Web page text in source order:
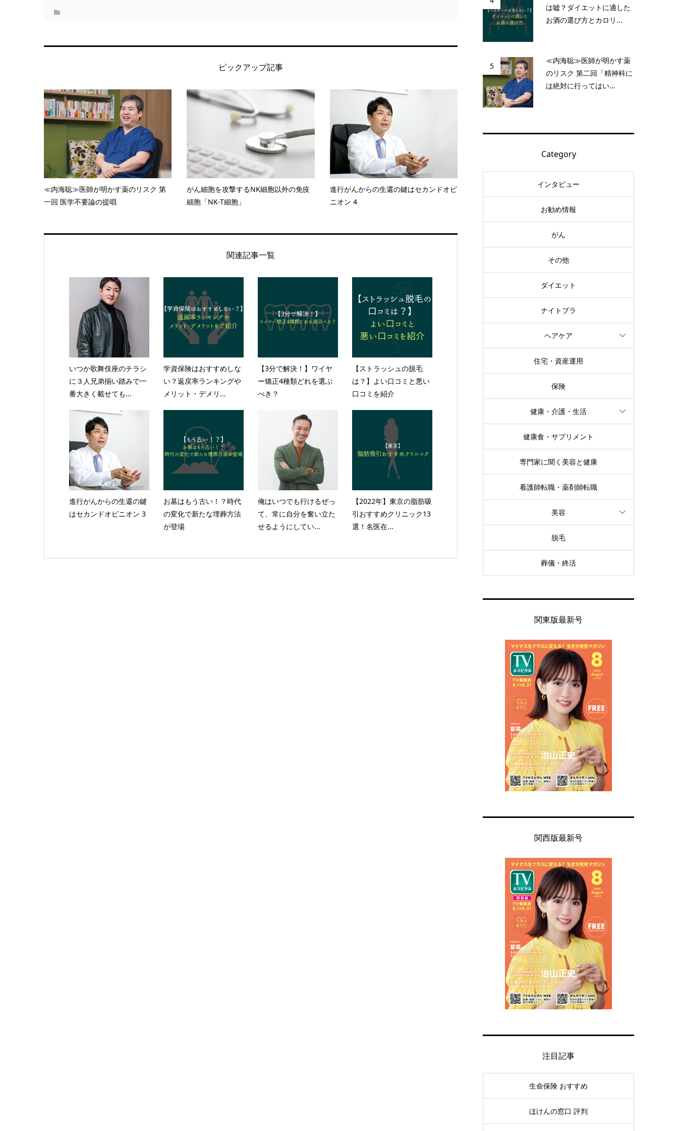
ピックアップ記事
≪内海聡≫医師が明かす薬のリスク 第
一回 医学不要論の提唱
がん細胞を攻撃するNK細胞以外の免疫
細胞「NK-T細胞」
進行がんからの生還の鍵はセカンドオピ
ニオン 4
関連記事一覧
いつか歌舞伎座のチラシ
に３人兄弟揃い踏みで一
番大きく載せても...
学資保険はおすすめしな
い？返戻率ランキングや
メリット・デメリ...
【3分で解決！】ワイヤ
ー矯正4種類どれを選ぶ
べき？
【ストラッシュの脱毛
は？】よい口コミと悪い
口コミを紹介
進行がんからの生還の鍵
はセカンドオピニオン 3
お墓はもう古い！？時代
の変化で新たな埋葬方法
が登場
俺はいつでも行けるぜっ
て、常に自分を奮い立た
せるようにしてい...
【2022年】東京の脂肪吸
引おすすめクリニック13
選！名医在...
は嘘？ダイエットに適した
お酒の選び方とカロリ...
5
≪内海聡≫医師が明かす薬
のリスク 第二回「精神科に
は絶対に行ってはい...
Category
インタビュー
お勧め情報
がん
その他
ダイエット
ナイトブラ
ヘアケア
住宅・資産運用
保険
健康・介護・生活
健康食・サプリメント
専門家に聞く美容と健康
看護師転職・薬剤師転職
美容
脱毛
葬儀・終活
関東版最新号
関西版最新号
注目記事
生命保険 おすすめ
ほけんの窓口 評判